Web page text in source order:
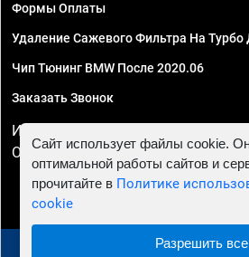
Формы Оплаты
Удаление Сажевого Фильтра На Турбо
Чип Тюнинг BMW После 2020.06
Заказать Звонок
ИП Смирнов Георгий Павлович.
ОГРНИП 324470400032610
© 2010 - 2026 Чип тюнинг в
Сайт использует файлы cookie.
оптимальной работы сайтов и
прочитайте в Политике
cookie
Разрешить все